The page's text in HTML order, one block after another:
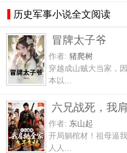
历史军事小说全文阅读
冒牌太子爷
作者: 猪爬树
穿越成山贼大当家，
本以...
六兄战死，我
作者: 东山起
开局躺棺材！祖母逼
人人...